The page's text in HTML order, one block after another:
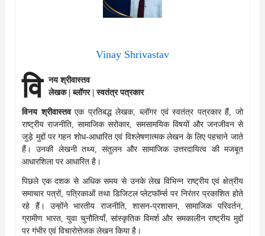
Vinay Shrivastav
वि
नय श्रीवास्तव
लेखक | ब्लॉगर | स्वतंत्र पत्रकार
विनय श्रीवास्तवएक प्रतिबद्ध लेखक, ब्लॉगर एवं स्वतंत्र पत्रकार हैं, जो
राष्ट्रीय राजनीति, सामाजिक सरोकार, समसामयिक विषयों और जनजीवन से
जुड़े मुद्दों पर गहन शोध-आधारित एवं विश्लेषणात्मक लेखन के लिए पहचाने जाते
हैं। उनकी लेखनी तथ्य, संतुलन और सामाजिक उत्तरदायित्व की मजबूत
आधारशिला पर आधारित है।
पिछले एक दशक से अधिक समय से उनके लेख विभिन्न राष्ट्रीय एवं क्षेत्रीय
समाचार पत्रों, पत्रिकाओं तथा डिजिटल प्लेटफॉर्म्स पर निरंतर प्रकाशित होते
रहे हैं। उन्होंने भारतीय राजनीति, शासन-प्रशासन, सामाजिक परिवर्तन,
ग्रामीण भारत, युवा चुनौतियाँ, सांस्कृतिक विमर्श और समकालीन राष्ट्रीय मुद्दों
पर गंभीर एवं विचारोत्तेजक लेखन किया है।